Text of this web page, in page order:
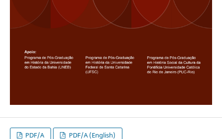
PDF/A PDF/A (English)